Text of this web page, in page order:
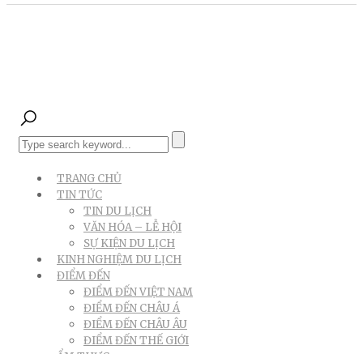
TRANG CHỦ
TIN TỨC
TIN DU LỊCH
VĂN HÓA – LỄ HỘI
SỰ KIỆN DU LỊCH
KINH NGHIỆM DU LỊCH
ĐIỂM ĐẾN
ĐIỂM ĐẾN VIỆT NAM
ĐIỂM ĐẾN CHÂU Á
ĐIỂM ĐẾN CHÂU ÂU
ĐIỂM ĐẾN THẾ GIỚI